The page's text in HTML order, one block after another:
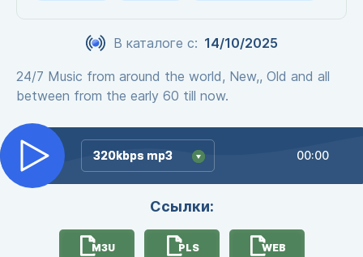
В каталоге с: 14/10/2025
24/7 Music from around the world, New,, Old and all
between from the early 60 till now.
320kbps mp3
320kbps mp3 00:00
Ссылки:
M3U PLS WEB